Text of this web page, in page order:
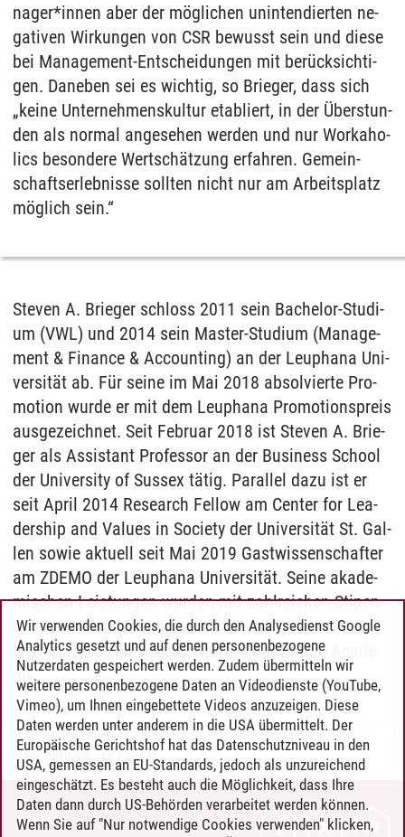
na­ger*in­nen aber der mögli­chen un­in­ten­dier­ten ne­
ga­ti­ven Wir­kun­gen von CSR be­wusst sein und die­se
bei Ma­nage­ment-Ent­schei­dun­gen mit berück­sich­ti­
gen. Da­ne­ben sei es wich­tig, so Brie­ger, dass sich
„kei­ne Un­ter­neh­mens­kul­tur eta­bliert, in der Über­stun­
den als nor­mal an­ge­se­hen wer­den und nur Workaho­
lics be­son­de­re Wertschätzung er­fah­ren. Ge­mein­
schafts­er­leb­nis­se soll­ten nicht nur am Ar­beits­platz
möglich sein.“
Ste­ven A. Brie­ger schloss 2011 sein Ba­che­lor-Stu­di­
um (VWL) und 2014 sein Mas­ter-Stu­di­um (Ma­nage­
ment & Fi­nan­ce & Ac­coun­ting) an der Leu­pha­na Uni­
ver­sität ab. Für sei­ne im Mai 2018 ab­sol­vier­te Pro­
mo­ti­on wur­de er mit dem Leu­pha­na Pro­mo­ti­ons­preis
aus­ge­zeich­net. Seit Fe­bru­ar 2018 ist Ste­ven A. Brie­
ger als As­sis­tant Pro­fes­sor an der Busi­ness School
der Uni­ver­si­ty of Sus­sex tätig. Par­al­lel dazu ist er
seit April 2014 Re­se­arch Fel­low am Cen­ter for Lea­
dership and Va­lues in So­cie­ty der Uni­ver­sität St. Gal­
len so­wie ak­tu­ell seit Mai 2019 Gast­wis­sen­schaf­ter
am ZDE­MO der Leu­pha­na Uni­ver­sität. Sei­ne aka­de­
mi­schen Leis­tun­gen wur­den mit zahl­rei­chen Sti­pen­
di­en und Prei­sen aus­ge­zeich­net und gefördert, zu­
letzt durch ei­nen Re­se­arch Grant der Bri­tish Aca­de­
my.
Martin Gierczak /18.09.2019
KONTAKT
Wir verwenden Cookies, die durch den Analysedienst Google
Analytics gesetzt und auf denen personenbezogene
Nutzerdaten gespeichert werden. Zudem übermitteln wir
weitere personenbezogene Daten an Videodienste (YouTube,
Vimeo), um Ihnen eingebettete Videos anzuzeigen. Diese
Daten werden unter anderem in die USA übermittelt. Der
Europäische Gerichtshof hat das Datenschutzniveau in den
USA, gemessen an EU-Standards, jedoch als unzureichend
eingeschätzt. Es besteht auch die Möglichkeit, dass Ihre
Daten dann durch US-Behörden verarbeitet werden können.
Wenn Sie auf "Nur notwendige Cookies verwenden" klicken,